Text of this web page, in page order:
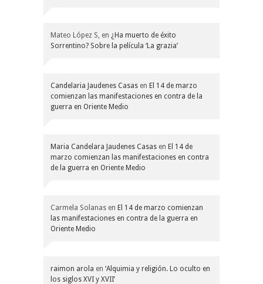
Mateo López S, en ¿Ha muerto de éxito
Sorrentino? Sobre la película ‘La grazia’
Candelaria Jaudenes Casas en El 14 de marzo
comienzan las manifestaciones en contra de la
guerra en Oriente Medio
Maria Candelara Jaudenes Casas en El 14 de
marzo comienzan las manifestaciones en contra
de la guerra en Oriente Medio
Carmela Solanas en El 14 de marzo comienzan
las manifestaciones en contra de la guerra en
Oriente Medio
raimon arola en ‘Alquimia y religión. Lo oculto en
los siglos XVI y XVII’